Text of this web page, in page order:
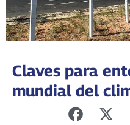
Claves para
mundial del